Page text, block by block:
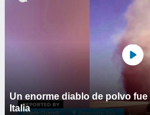
Un enorme diablo de polvo
Italia